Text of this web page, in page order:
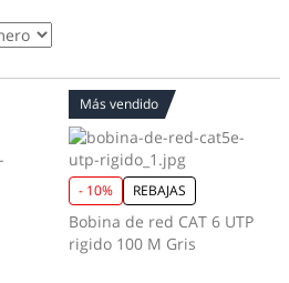
Más vendido
- 10% REBAJAS
Bobina de red CAT 6 UTP
rigido 100 M Gris